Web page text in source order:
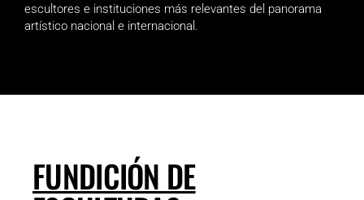
escultores e instituciones más relevantes del panorama
artístico nacional e internacional.
FUNDICIÓN DE